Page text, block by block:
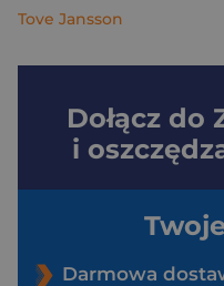
Tove Jansson
Dołącz do
i
Darmowa